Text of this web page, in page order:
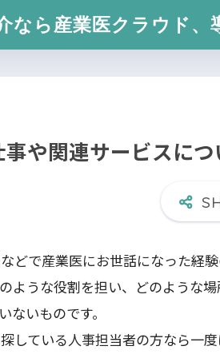
なら産業医クラウド
や関連サービスにつ
どで産業医にお世話になった経
ような役割を担い、どのような
いものです。
している人事担当者の方なら一